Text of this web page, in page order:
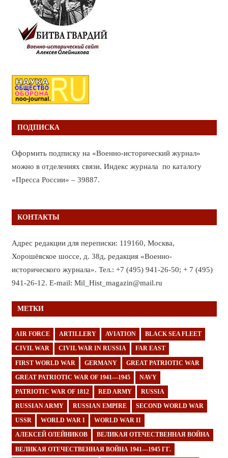
ПОДПИСКА
Оформить подписку на «Военно-исторический журнал»
можно в отделениях связи. Индекс журнала по каталогу
«Пресса России» – 39887.
КОНТАКТЫ
Адрес редакции для переписки: 119160, Москва,
Хорошёвское шоссе, д. 38д, редакция «Военно-
исторического журнала». Тел.: +7 (495) 941-26-50; + 7 (495)
941-26-12. E-mail: Mil_Hist_magazin@mail.ru
МЕТКИ
AIR FORCE ARTILLERY AVIATION BLACK SEA FLEET
CIVIL WAR CIVIL WAR IN RUSSIA FAR EAST
FIRST WORLD WAR GERMANY GREAT PATRIOTIC WAR
GREAT PATRIOTIC WAR OF 1941—1945 NAVY
PATRIOTIC WAR OF 1812 RED ARMY RUSSIA
RUSSIAN ARMY RUSSIAN EMPIRE SECOND WORLD WAR
USSR WORLD WAR I WORLD WAR II
АЛЕКСЕЙ ОЛЕЙНИКОВ ВЕЛИКАЯ ОТЕЧЕСТВЕННАЯ ВОЙНА
ВЕЛИКАЯ ОТЕЧЕСТВЕННАЯ ВОЙНА 1941—1945 ГГ.